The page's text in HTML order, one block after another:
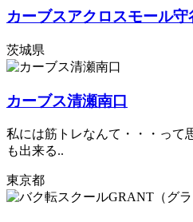
カーブスアクロスモール守
茨城県
カーブス清瀬南口
私には筋トレなんて・・・って
も出来る..
東京都